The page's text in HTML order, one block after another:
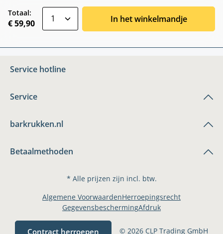
Totaal:
€ 59,90 In het winkelmandje
Service hotline
Service
barkrukken.nl
Betaalmethoden
* Alle prijzen zijn incl. btw.
Contract herroepen © 2026 CLP Trading GmbH
Algemene VoorwaardenHerroepingsrecht
GegevensbeschermingAfdruk